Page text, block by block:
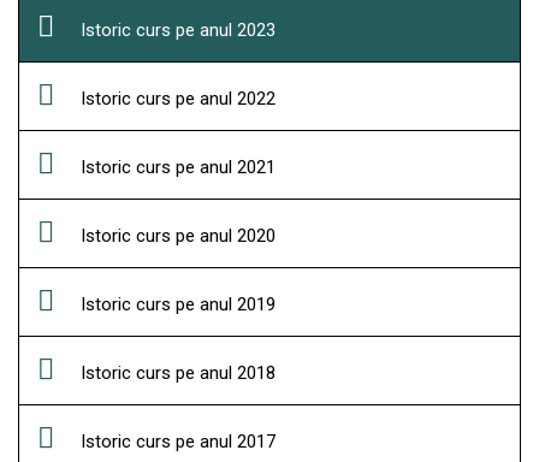
Istoric curs pe anul 2023
Istoric curs pe anul 2022
Istoric curs pe anul 2021
Istoric curs pe anul 2020
Istoric curs pe anul 2019
Istoric curs pe anul 2018
Istoric curs pe anul 2017